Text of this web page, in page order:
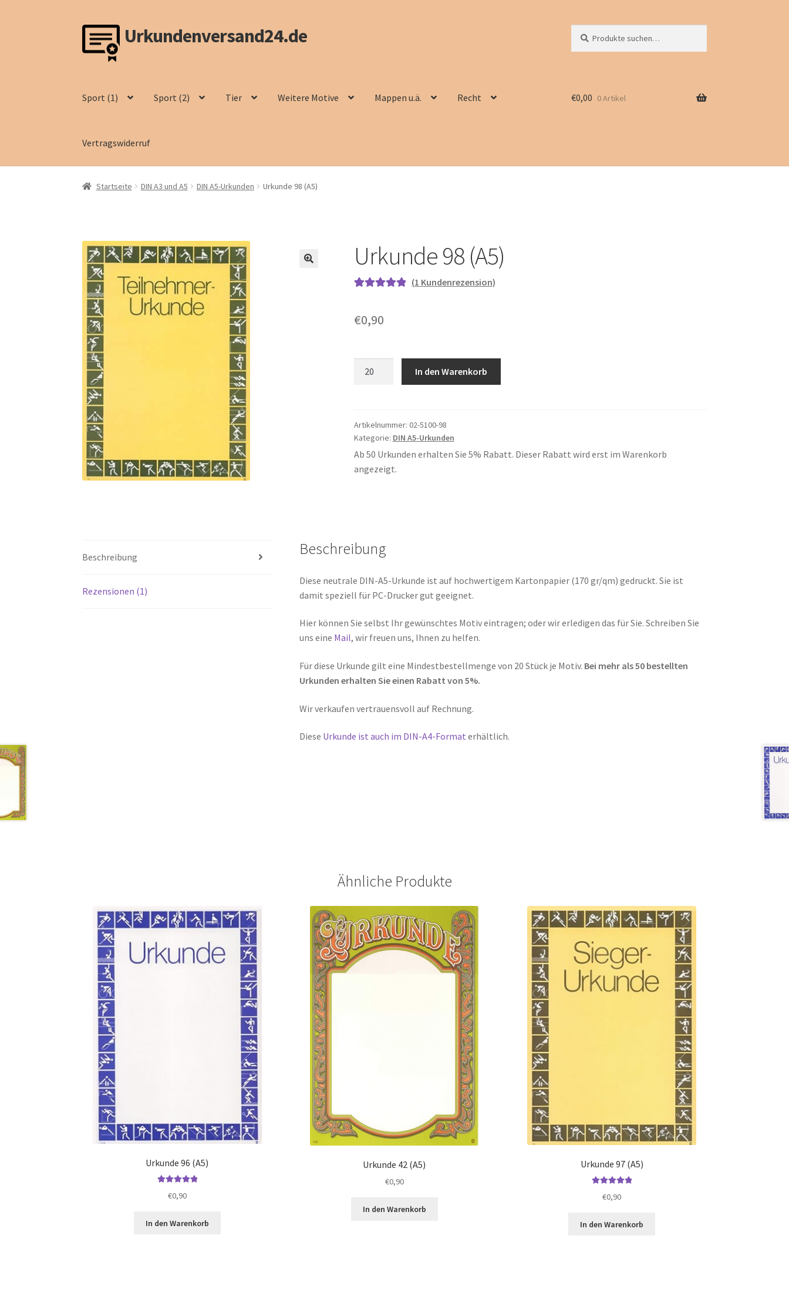
Zur
Navigation
springen
Zum
Inhalt
springen
Urkundenversand24.de
nach:
Sport (1) Sport (2) Tier Weitere Motive Mappen u.ä. Recht
Vertragswiderruf
€0,00 0 Artikel
Startseite DIN A3 und A5 DIN A5-Urkunden Urkunde 98 (A5)
Urkunde 98 (A5)
basierend auf
(1 Kundenrezension)
€0,90
In den Warenkorb
Artikelnummer: 02-5100-98
Kategorie: DIN A5-Urkunden
Ab 50 Urkunden erhalten Sie 5% Rabatt. Dieser Rabatt wird erst im Warenkorb
angezeigt.
Beschreibung
Rezensionen (1)
Beschreibung
Diese neutrale DIN-A5-Urkunde ist auf hochwertigem Kartonpapier (170 gr/qm) gedruckt. Sie ist
damit speziell für PC-Drucker gut geeignet.
Hier können Sie selbst Ihr gewünschtes Motiv eintragen; oder wir erledigen das für Sie. Schreiben Sie
uns eine Mail, wir freuen uns, Ihnen zu helfen.
Für diese Urkunde gilt eine Mindestbestellmenge von 20 Stück je Motiv. Bei mehr als 50 bestellten
Urkunden erhalten Sie einen Rabatt von 5%.
Wir verkaufen vertrauensvoll auf Rechnung.
Diese Urkunde ist auch im DIN-A4-Format erhältlich.
Ähnliche Produkte
Urkunde 96 (A5)
5.00von 5
€0,90
In den Warenkorb
Urkunde 42 (A5)
€0,90
In den Warenkorb
Urkunde 97 (A5)
5.00von 5
€0,90
In den Warenkorb